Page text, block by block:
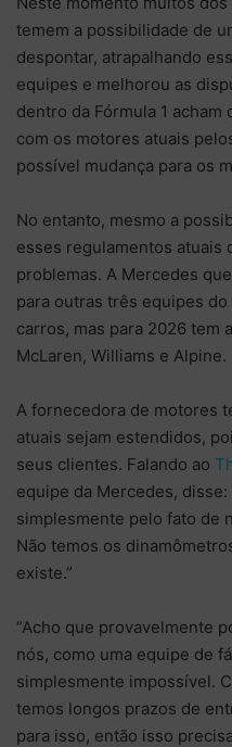
temem a possibilidade de
despontar, atrapalhando
equipes e melhorou as
dentro da Fórmula 1
com os motores atuais
possível mudança para os
No entanto, mesmo a
esses regulamentos atuais
problemas. A Mercedes
para outras três equipes
carros, mas para 2026 tem
McLaren, Williams e Alpine.
A fornecedora de motores
atuais sejam estendidos,
seus clientes. Falando ao
equipe da Mercedes,
simplesmente pelo fato de
Não temos os
existe.”
“Acho que provavelmente
nós, como uma equipe de
simplesmente impossível.
temos longos prazos de
para isso, então isso